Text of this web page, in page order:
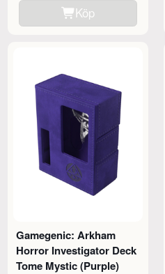
Köp
Gamegenic: Arkham
Horror Investigator Deck
Tome Mystic (Purple)